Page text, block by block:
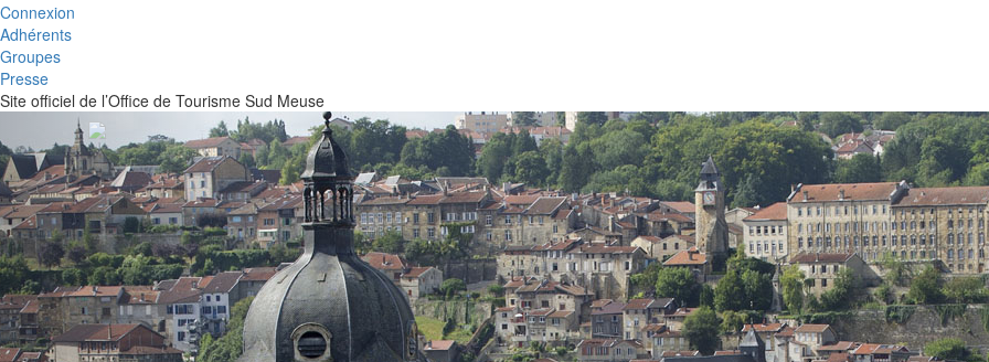
Connexion
Adhérents
Groupes
Presse
Site officiel de l’Office de Tourisme Sud Meuse
Previous